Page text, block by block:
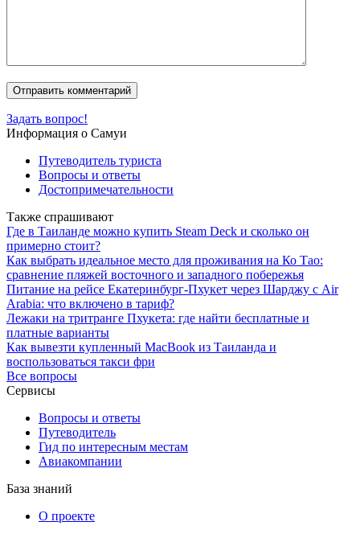
Задать вопрос!
Информация о Самуи
Путеводитель туриста
Вопросы и ответы
Достопримечательности
Также спрашивают
Где в Таиланде можно купить Steam Deck и сколько он
примерно стоит?
Как выбрать идеальное место для проживания на Ко Тао:
сравнение пляжей восточного и западного побережья
Питание на рейсе Екатеринбург-Пхукет через Шарджу с Air
Arabia: что включено в тариф?
Лежаки на тритранге Пхукета: где найти бесплатные и
платные варианты
Как вывезти купленный MacBook из Таиланда и
воспользоваться такси фри
Все вопросы
Сервисы
Вопросы и ответы
Путеводитель
Гид по интересным местам
Авиакомпании
База знаний
О проекте